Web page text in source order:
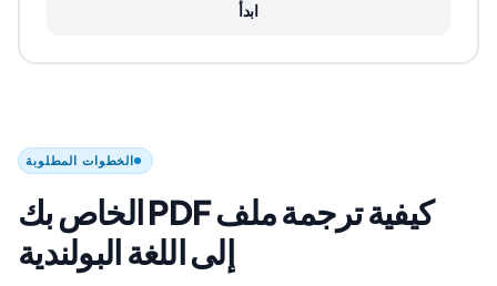
ابدأ
الخطوات المطلوبة
كيفية ترجمة ملف PDF الخاص بك
إلى اللغة البولندية